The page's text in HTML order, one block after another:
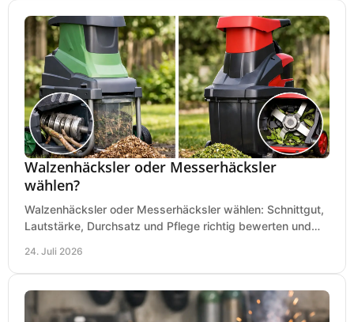
Walzenhäcksler oder Messerhäcksler
wählen?
Walzenhäcksler oder Messerhäcksler wählen: Schnittgut,
Lautstärke, Durchsatz und Pflege richtig bewerten und
24. Juli 2026